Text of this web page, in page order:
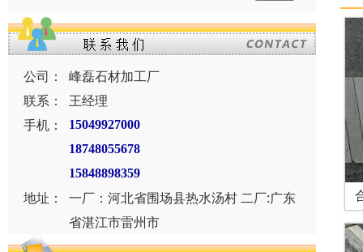
公司：
峰磊石材加工厂
联系：
王经理
手机：
15049927000
18748055678
15848898359
地址：
一厂：河北省围场县热水汤村 二厂:广东
省湛江市雷州市